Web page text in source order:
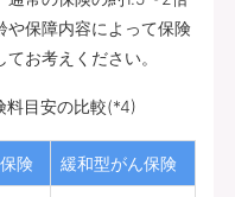
や保障内容によって保険
お考えください。
料目安の比較(*4)
険 緩和型がん保険